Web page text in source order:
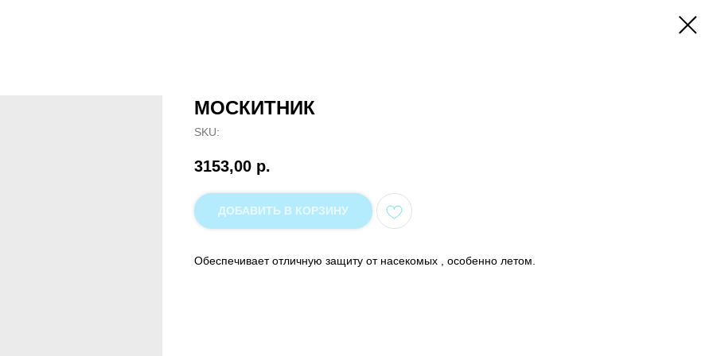
МОСКИТНИК
SKU:
3153,00 р.
ДОБАВИТЬ В КОРЗИНУ
Обеспечивает отличную защиту от насекомых , особенно летом.